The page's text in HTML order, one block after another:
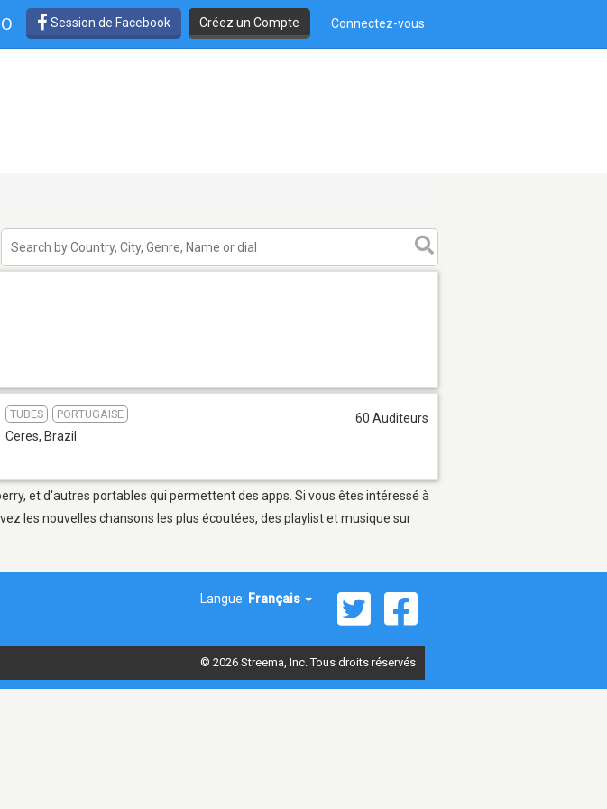
Session de Facebook Créez un Compte Connectez-vous
TUBES PORTUGAISE
Ceres, Brazil
60 Auditeurs
et d'autres portables qui permettent des apps. Si vous êtes intéressé à
les nouvelles chansons les plus écoutées, des playlist et musique sur
Langue: Français
© 2026 Streema, Inc. Tous droits réservés